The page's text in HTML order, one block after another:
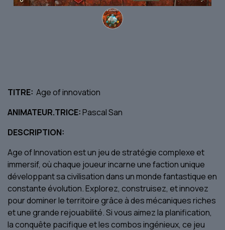
TITRE: Age of innovation
ANIMATEUR.TRICE:Pascal San
DESCRIPTION:
Age of Innovation est un jeu de stratégie complexe et
immersif, où chaque joueur incarne une faction unique
développant sa civilisation dans un monde fantastique en
constante évolution. Explorez, construisez, et innovez
pour dominer le territoire grâce à des mécaniques riches
et une grande rejouabilité. Si vous aimez la planification,
la conquête pacifique et les combos ingénieux, ce jeu